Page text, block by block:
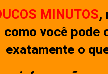
MINUTOS,
como você
exatamente o